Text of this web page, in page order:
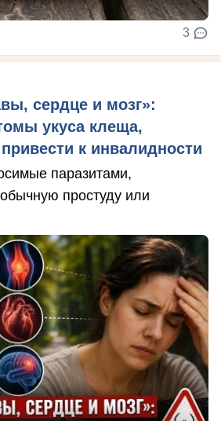
3
сердце и мозг»:
укуса клеща,
к инвалидности
паразитами,
простуду или